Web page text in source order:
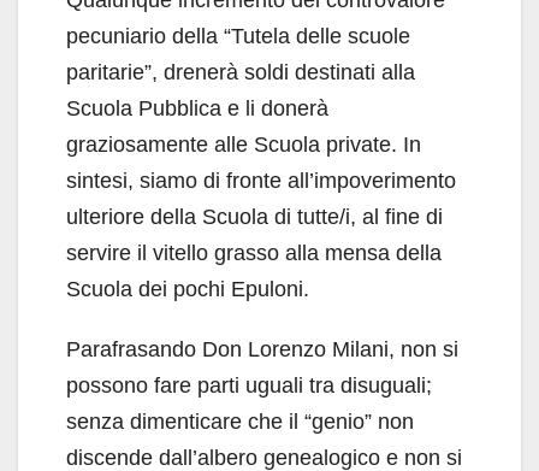
pecuniario della “Tutela delle scuole
paritarie”, drenerà soldi destinati alla
Scuola Pubblica e li donerà
graziosamente alle Scuola private. In
sintesi, siamo di fronte all’impoverimento
ulteriore della Scuola di tutte/i, al fine di
servire il vitello grasso alla mensa della
Scuola dei pochi Epuloni.
Parafrasando Don Lorenzo Milani, non si
possono fare parti uguali tra disuguali;
senza dimenticare che il “genio” non
discende dall’albero genealogico e non si